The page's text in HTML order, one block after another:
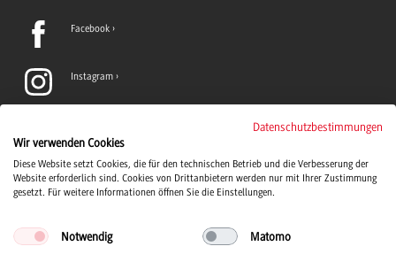
Facebook
Instagram
TikTok
Datenschutzbestimmungen
Wir verwenden Cookies
Diese Website setzt Cookies, die für den technischen Betrieb und die Verbesserung der
Website erforderlich sind. Cookies von Drittanbietern werden nur mit Ihrer Zustimmung
gesetzt. Für weitere Informationen öffnen Sie die Einstellungen.
Notwendig Matomo